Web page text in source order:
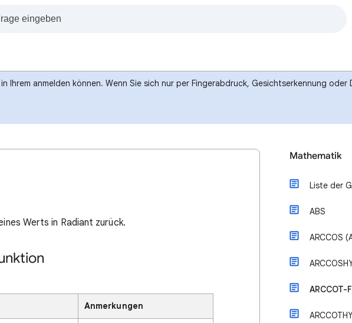
anmelden können. Wenn Sie sich nur per Fingerabdruck, Gesichtserkennung oder
Werts in Radiant zurück.
Anmerkungen
Mathematik
Liste der
ABS
ARCCOS
ARCCOT-